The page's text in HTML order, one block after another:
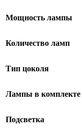
Мощность лампы
Количество ламп
Тип цоколя
Лампы в комплекте
Подсветка